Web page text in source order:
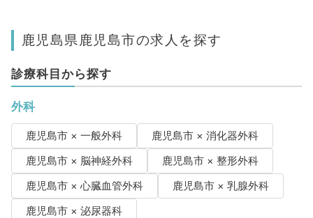
鹿児島県鹿児島市の求人を探す
診療科目から探す
外科
鹿児島市 × 一般外科
鹿児島市 × 消化器外科
鹿児島市 × 脳神経外科
鹿児島市 × 整形外科
鹿児島市 × 心臓血管外科
鹿児島市 × 乳腺外科
鹿児島市 × 泌尿器科